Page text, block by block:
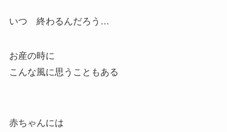
いつ 終わるんだろう…
お産の時に
こんな風に思うこともある
赤ちゃんには